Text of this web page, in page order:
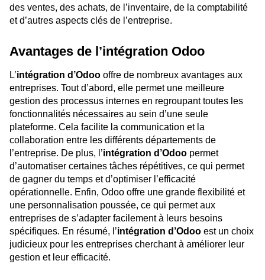
des ventes, des achats, de l’inventaire, de la comptabilité
et d’autres aspects clés de l’entreprise.
Avantages de l’intégration Odoo
L’intégration d’Odoo offre de nombreux avantages aux
entreprises. Tout d’abord, elle permet une meilleure
gestion des processus internes en regroupant toutes les
fonctionnalités nécessaires au sein d’une seule
plateforme. Cela facilite la communication et la
collaboration entre les différents départements de
l’entreprise. De plus, l’intégration d’Odoo permet
d’automatiser certaines tâches répétitives, ce qui permet
de gagner du temps et d’optimiser l’efficacité
opérationnelle. Enfin, Odoo offre une grande flexibilité et
une personnalisation poussée, ce qui permet aux
entreprises de s’adapter facilement à leurs besoins
spécifiques. En résumé, l’intégration d’Odoo est un choix
judicieux pour les entreprises cherchant à améliorer leur
gestion et leur efficacité.